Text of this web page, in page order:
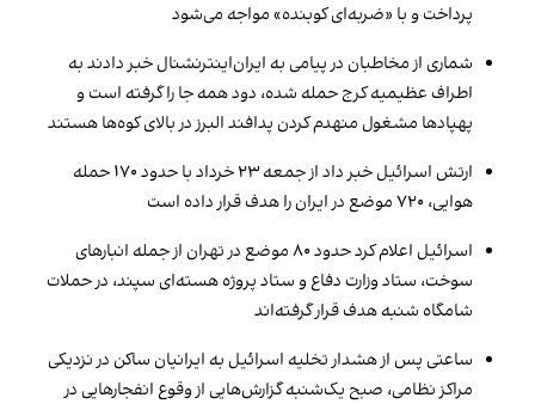
پرداخت و با «ضربه‌ای کوبنده» مواجه می‌شود
شماری از مخاطبان در پیامی به ایران‌اینترنشنال خبر دادند به
اطراف عظیمیه کرج حمله شده، دود همه جا را گرفته است و
پهپادها مشغول منهدم کردن پدافند البرز در بالای کوه‌ها هستند
ارتش اسرائیل خبر داد از جمعه ۲۳ خرداد با حدود ۱۷۰ حمله
هوایی، ۷۲۰ موضع در ایران را هدف قرار داده است
اسرائیل اعلام کرد حدود ۸۰ موضع در تهران از جمله انبارهای
سوخت، ستاد وزارت دفاع و ستاد پروژه هسته‌ای سپند، در حملات
شامگاه شنبه هدف قرار گرفته‌اند
ساعتی پس از هشدار تخلیه اسرائیل به ایرانیان ساکن در نزدیکی
مراکز نظامی، صبح یک‌شنبه گزارش‌هایی از وقوع انفجارهایی در